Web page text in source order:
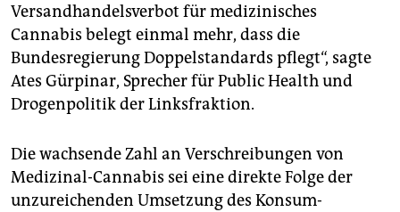
Versandhandelsverbot für medizinisches
Cannabis belegt einmal mehr, dass die
Bundesregierung Doppelstandards pflegt“, sagte
Ates Gürpinar, Sprecher für Public Health und
Drogenpolitik der Linksfraktion.
Die wachsende Zahl an Verschreibungen von
Medizinal-Cannabis sei eine direkte Folge der
unzureichenden Umsetzung des Konsum-